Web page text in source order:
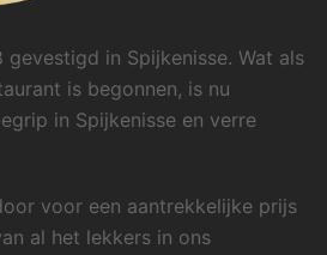
gevestigd in Spijkenisse. Wat als
is begonnen, is nu
in Spijkenisse en verre
voor een aantrekkelijke prijs
al het lekkers in ons